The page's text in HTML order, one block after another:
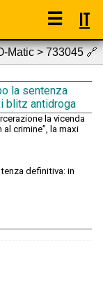
☰ IT
Matic > 733045🔗
la sentenza
blitz antidroga
la vicenda
crimine”, la maxi
definitiva: in